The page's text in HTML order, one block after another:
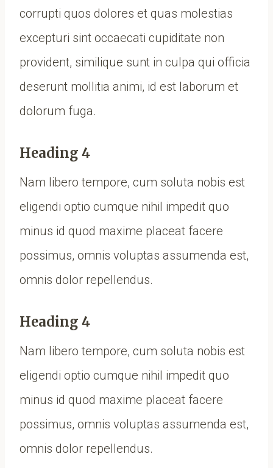
corrupti quos dolores et quas molestias
excepturi sint occaecati cupiditate non
provident, similique sunt in culpa qui officia
deserunt mollitia animi, id est laborum et
dolorum fuga.
Heading 4
Nam libero tempore, cum soluta nobis est
eligendi optio cumque nihil impedit quo
minus id quod maxime placeat facere
possimus, omnis voluptas assumenda est,
omnis dolor repellendus.
Heading 4
Nam libero tempore, cum soluta nobis est
eligendi optio cumque nihil impedit quo
minus id quod maxime placeat facere
possimus, omnis voluptas assumenda est,
omnis dolor repellendus.